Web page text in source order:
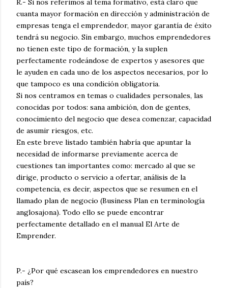
cuanta mayor formación en dirección y administración de
empresas tenga el emprendedor, mayor garantía de éxito
tendrá su negocio. Sin embargo, muchos emprendedores
no tienen este tipo de formación, y la suplen
perfectamente rodeándose de expertos y asesores que
le ayuden en cada uno de los aspectos necesarios, por lo
que tampoco es una condición obligatoria.
Si nos centramos en temas o cualidades personales, las
conocidas por todos: sana ambición, don de gentes,
conocimiento del negocio que desea comenzar, capacidad
de asumir riesgos, etc.
En este breve listado también habría que apuntar la
necesidad de informarse previamente acerca de
cuestiones tan importantes como: mercado al que se
dirige, producto o servicio a ofertar, análisis de la
competencia, es decir, aspectos que se resumen en el
llamado plan de negocio (Business Plan en terminología
anglosajona). Todo ello se puede encontrar
perfectamente detallado en el manual El Arte de
Emprender.
P.- ¿Por qué escasean los emprendedores en nuestro
país?